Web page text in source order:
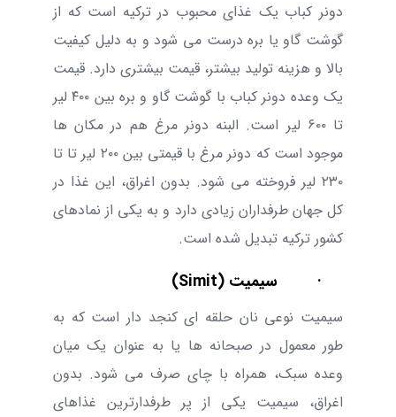
دونر کباب یک غذای محبوب در ترکیه است که از
گوشت گاو یا بره درست می شود و به دلیل کیفیت
بالا و هزینه تولید بیشتر، قیمت بیشتری دارد. قیمت
یک وعده دونر کباب با گوشت گاو و بره بین ۴۰۰ لیر
تا ۶۰۰ لیر است. البنه دونر مرغ هم در مکان ها
موجود است که دونر مرغ با قیمتی بین۲۰۰ لیر تا
تا
۲۳۰ لیر فروخته می شود. بدون اغراق، این غذا در
کل جهان طرفداران زیادی دارد و به یکی از نمادهای
کشور ترکیه تبدیل شده است.
· سیمیت (Simit
)
سیمیت نوعی نان حلقه ای کنجد دار است که به
طور معمول در صبحانه ها یا به عنوان یک میان
وعده سبک، همراه با چای صرف می شود. بدون
اغراق، سیمیت یکی از پر طرفدارترین غذاهای